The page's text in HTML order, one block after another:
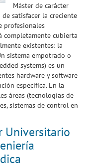
Máster de carácter
satisfacer la creciente
profesionales
completamente cubierta
existentes: la
sistema empotrado o
systems) es un
hardware y software
específica. En la
áreas (tecnologías de
sistemas de control en
Universitario